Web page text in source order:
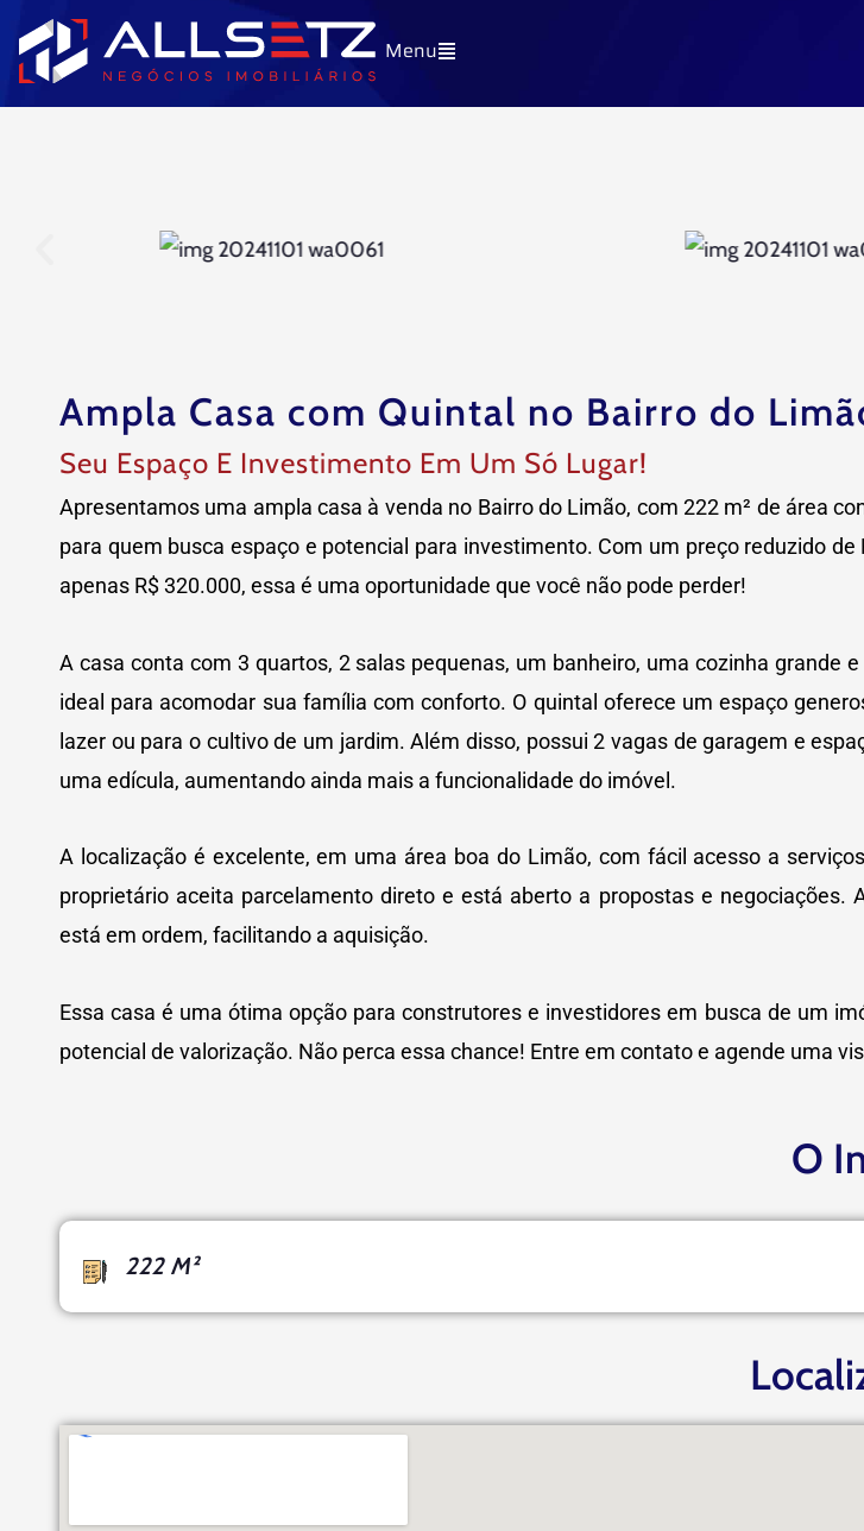
para
Menu
Ampla Casa com Quintal no Bairro do
Seu Espaço E Investimento Em Um Só Lugar!
Apresentamos uma ampla casa à venda no Bairro do Limão, com 222 m² de área
para quem busca espaço e potencial para investimento. Com um preço reduzido de
apenas R$ 320.000, essa é uma oportunidade que você não pode perder!
A casa conta com 3 quartos, 2 salas pequenas, um banheiro, uma cozinha grande
ideal para acomodar sua família com conforto. O quintal oferece um espaço
lazer ou para o cultivo de um jardim. Além disso, possui 2 vagas de garagem e
uma edícula, aumentando ainda mais a funcionalidade do imóvel.
A localização é excelente, em uma área boa do Limão, com fácil acesso a
proprietário aceita parcelamento direto e está aberto a propostas e negociações.
está em ordem, facilitando a aquisição.
Essa casa é uma ótima opção para construtores e investidores em busca de um
potencial de valorização. Não perca essa chance! Entre em contato e agende uma
O
222 M²